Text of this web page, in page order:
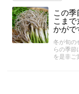
この
こま
かがで
冬が旬の
らの季
を是非ご